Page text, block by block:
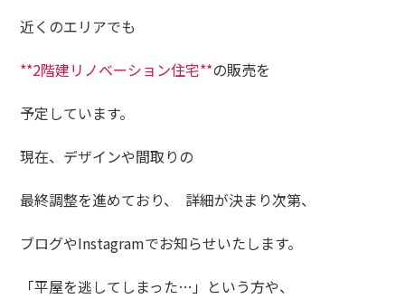
近くのエリアでも
**2階建リノベーション住宅**の販売を
予定しています。
現在、デザインや間取りの
最終調整を進めており、 詳細が決まり次第、
ブログやInstagramでお知らせいたします。
「平屋を逃してしまった…」という方や、